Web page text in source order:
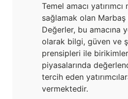
Temel amacı
sağlamak olan Marbaş
Değerler, bu amacına
olarak bilgi, güven ve
prensipleri ile
piyasalarında
tercih eden
vermektedir.